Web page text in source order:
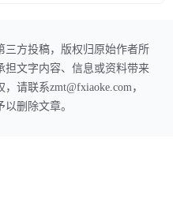
三方投稿，版权归原始作者所
担文字内容、信息或资料带来
请联系zmt@fxiaoke.com，
删除文章。